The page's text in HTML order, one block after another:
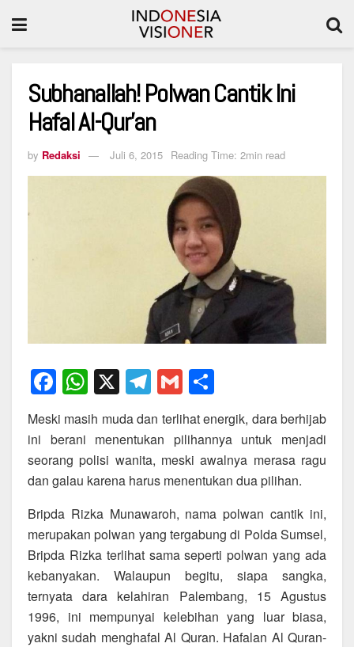
Subhanallah! Polwan Cantik Ini
Hafal Al-Qur’an
by Redaksi Juli 6, 2015 Reading Time: 2min read
F
a
c
e
b
o
o
k
W
h
at
s
A
p
p
X T
el
e
gr
a
m
G
m
ail
h
ar
e
Meski masih muda dan terlihat energik, dara berhijab
ini berani menentukan pilihannya untuk menjadi
seorang polisi wanita, meski awalnya merasa ragu
dan galau karena harus menentukan dua pilihan.
Bripda Rizka Munawaroh, nama polwan cantik ini,
merupakan polwan yang tergabung di Polda Sumsel,
Bripda Rizka terlihat sama seperti polwan yang ada
kebanyakan. Walaupun begitu, siapa sangka,
ternyata dara kelahiran Palembang, 15 Agustus
1996, ini mempunyai kelebihan yang luar biasa,
yakni sudah menghafal Al Quran. Hafalan Al Quran-